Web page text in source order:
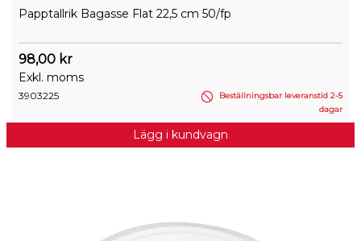
Papptallrik Bagasse Flat 22,5 cm 50/fp
98,00 kr
Exkl. moms
3903225
Beställningsbar leveranstid 2-5
dagar
Lägg i kundvagn